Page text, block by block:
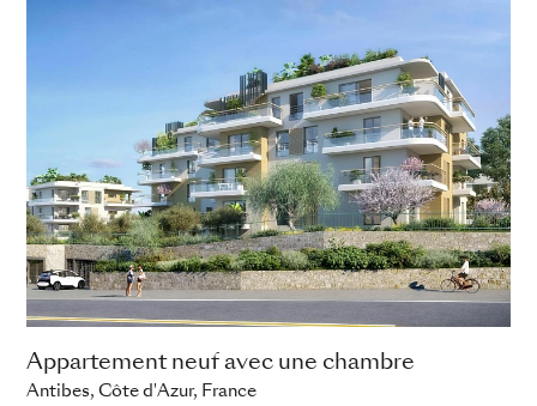
Appartement neuf avec une chambre
Antibes, Côte d'Azur, France